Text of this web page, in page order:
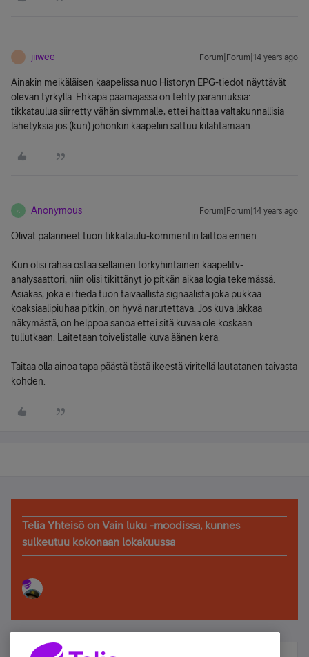
J jiiwee Forum|Forum|14 years ago
Ainakin meikäläisen kaapelissa nuo Historyn EPG-tiedot näyttävät
olevan tyrkyllä. Ehkäpä päämajassa on tehty parannuksia:
tikkataulua siirretty vähän sivmmalle, ettei haittaa valtakunnallisia
lähetyksiä jos (kun) johonkin kaapeliin sattuu kilahtamaan.
A Anonymous Forum|Forum|14 years ago
Olivat palanneet tuon tikkataulu-kommentin laittoa ennen.
Kun olisi rahaa ostaa sellainen törkyhintainen kaapelitv-
analysaattori, niin olisi tikittänyt jo pitkän aikaa logia tekemässä.
Asiakas, joka ei tiedä tuon taivaallista signaalista joka pukkaa
koaksiaalipiuhaa pitkin, on hyvä narutettava. Jos kuva lakkaa
näkymästä, on helppoa sanoa ettei sitä kuvaa ole koskaan
tullutkaan. Laitetaan toivelistalle kuva äänen kera.
Taitaa olla ainoa tapa päästä tästä ikeestä viritellä lautatanen taivasta
kohden.
Telia Yhteisö on Vain luku -moodissa, kunnes
sulkeutuu kokonaan lokakuussa